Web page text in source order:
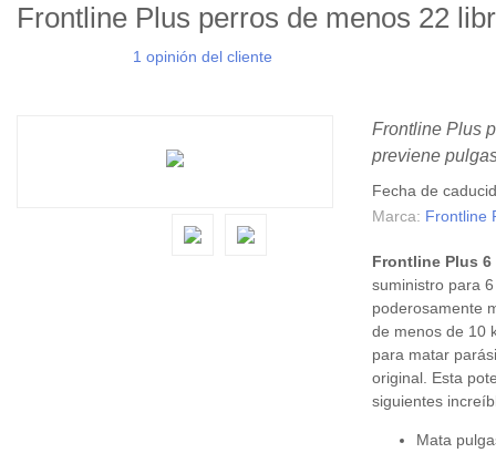
Frontline Plus perros de menos 22
1 opinión del cliente
Frontline Plus
previene
Fecha de
Marca: Frontline
Frontline Plus 6
suministro para
poderosamente
de menos de 10
para matar
original. Esta
siguientes
Mata